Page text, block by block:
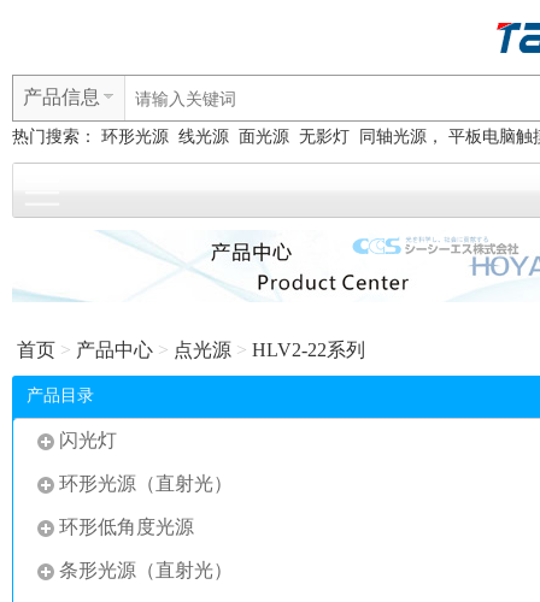
产品信息
热门搜索： 环形光源 线光源 面光源 无影灯 同轴光源， 平板电脑
首页 > 产品中心 > 点光源 > HLV2-22系列
产品目录
闪光灯
环形光源（直射光）
环形低角度光源
条形光源（直射光）